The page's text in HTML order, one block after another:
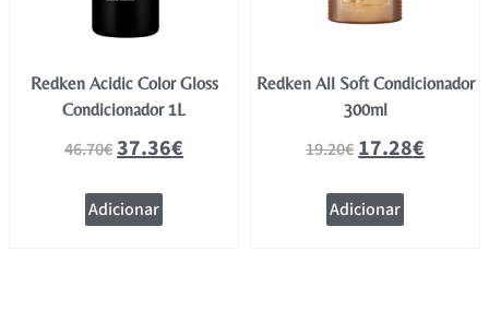
Redken Acidic Color Gloss
Condicionador 1L
46.70€37.36€
Adicionar
Redken All Soft Condicionador
300ml
19.20€17.28€
Adicionar